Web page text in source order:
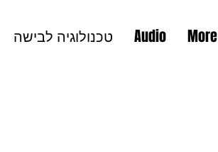
טכנולוגיה לבישה Audio More